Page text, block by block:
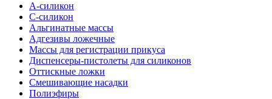
А-силикон
C-силикон
Альгинатные массы
Адгезивы ложечные
Массы для регистрации прикуса
Диспенсеры-пистолеты для силиконов
Оттискные ложки
Смешивающие насадки
Полиэфиры